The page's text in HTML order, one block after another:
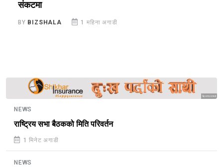
संकटमा
BY BIZSHALA 1 महिना अगाडी
Sponsored
NEWS
राष्ट्रिय सभा बैठकको मिति परिवर्तन
1 मिनेट अगाडी
NEWS